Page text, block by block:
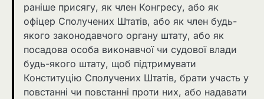
раніше присягу, як член Конгресу, або як
офіцер Сполучених Штатів, або як член будь-
якого законодавчого органу штату, або як
посадова особа виконавчої чи судової влади
будь-якого штату, щоб підтримувати
Конституцію Сполучених Штатів, брати участь у
повстанні чи повстанні проти них, або надавати